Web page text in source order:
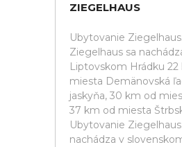
ZIEGELHAUS
Ubytovanie
Ziegelhaus sa
Liptovskom Hrádku 22
miesta Demänovská
jaskyňa, 30 km od
37 km od miesta
Ubytovanie Ziegelhaus
nachádza v